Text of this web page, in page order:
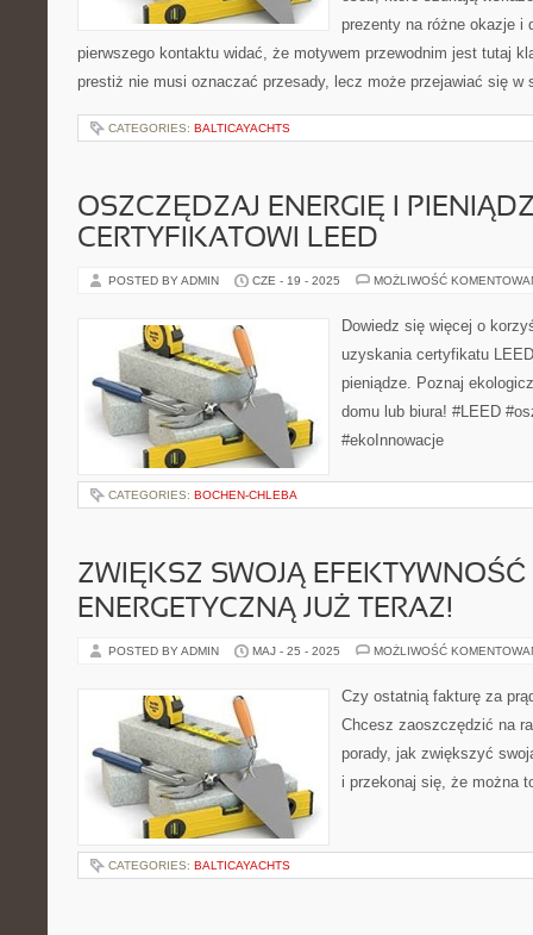
prezenty na różne okazje i
pierwszego kontaktu widać, że motywem przewodnim jest tutaj
prestiż nie musi oznaczać przesady, lecz może przejawiać się
CATEGORIES: BALTICAYACHTS
OSZCZĘDZAJ ENERGIĘ I
CERTYFIKATOWI LEED
POSTED BY ADMIN CZE - 19 - 2025 MOŻLIWOŚĆ
Dowiedz się więcej o
uzyskania certyfikatu
pieniądze. Poznaj
domu lub biura! #LEED
#ekoInnowacje
CATEGORIES: BOCHEN-CHLEBA
ZWIĘKSZ SWOJĄ EFEKTYWNOŚĆ
ENERGETYCZNĄ JUŻ TERAZ!
POSTED BY ADMIN MAJ - 25 - 2025 MOŻLIWOŚĆ
Czy ostatnią fakturę za
Chcesz zaoszczędzić na
porady, jak zwiększyć
i przekonaj się, że można
CATEGORIES: BALTICAYACHTS